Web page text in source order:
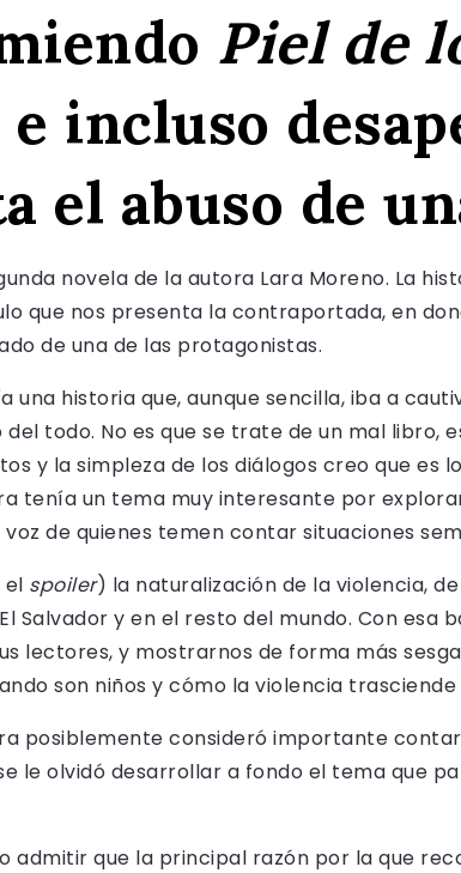
Piel de
e incluso
el abuso de
novela de la autora Lara Moreno. La
que nos presenta la contraportada, en
de una de las protagonistas.
historia que, aunque sencilla, iba a
todo. No es que se trate de un mal libro,
y la simpleza de los diálogos creo que es
tenía un tema muy interesante por
de quienes temen contar situaciones
el spoiler) la naturalización de la violencia,
Salvador y en el resto del mundo. Con esa
lectores, y mostrarnos de forma más
son niños y cómo la violencia
posiblemente consideró importante
le olvidó desarrollar a fondo el tema que
admitir que la principal razón por la que